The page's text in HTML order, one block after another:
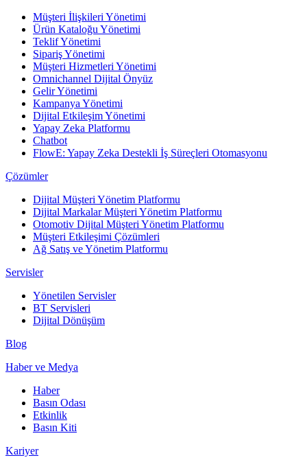
Müşteri İlişkileri Yönetimi
Ürün Kataloğu Yönetimi
Teklif Yönetimi
Sipariş Yönetimi
Müşteri Hizmetleri Yönetimi
Omnichannel Dijital Önyüz
Gelir Yönetimi
Kampanya Yönetimi
Dijital Etkileşim Yönetimi
Yapay Zeka Platformu
Chatbot
FlowE: Yapay Zeka Destekli İş Süreçleri Otomasyonu
Çözümler
Dijital Müşteri Yönetim Platformu
Dijital Markalar Müşteri Yönetim Platformu
Otomotiv Dijital Müşteri Yönetim Platformu
Müşteri Etkileşimi Çözümleri
Ağ Satış ve Yönetim Platformu
Servisler
Yönetilen Servisler
BT Servisleri
Dijital Dönüşüm
Blog
Haber ve Medya
Haber
Basın Odası
Etkinlik
Basın Kiti
Kariyer